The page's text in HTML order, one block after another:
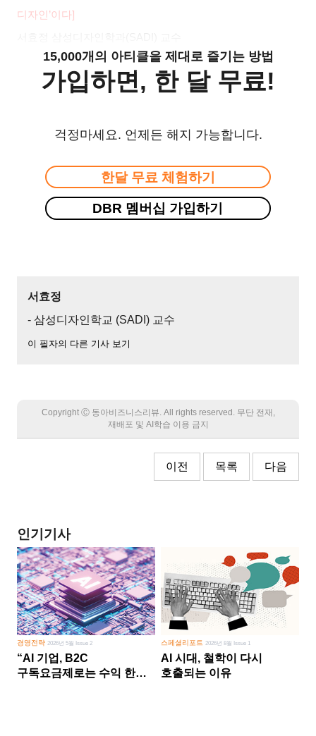
디자인 ’이다]
15,000개의 아티클을 제대로 즐기는 방법
가입하면, 한 달 무료!
걱정마세요. 언제든 해지 가능합니다.
한달 무료 체험하기
DBR 멤버십 가입하기
서효정
- 삼성디자인학교 (SADI) 교수
이 필자의 다른 기사 보기
Copyright Ⓒ 동아비즈니스리뷰. All rights reserved. 무단 전재,
재배포 및 AI학습 이용 금지
이전 목록 다음
인기기사
경영전략 2026년 5월 Issue 2
“AI 기업, B2C
구독요금제로는 수익 한계
스페셜리포트 2026년 8월 Issue 1
AI 시대, 철학이 다시
호출되는 이유